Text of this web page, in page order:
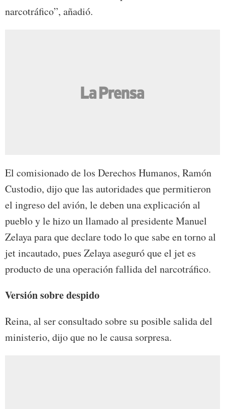
narcotráfico”, añadió.
El comisionado de los Derechos Humanos, Ramón
Custodio, dijo que las autoridades que permitieron
el ingreso del avión, le deben una explicación al
pueblo y le hizo un llamado al presidente Manuel
Zelaya para que declare todo lo que sabe en torno al
jet incautado, pues Zelaya aseguró que el jet es
producto de una operación fallida del narcotráfico.
Versión sobre despido
Reina, al ser consultado sobre su posible salida del
ministerio, dijo que no le causa sorpresa.